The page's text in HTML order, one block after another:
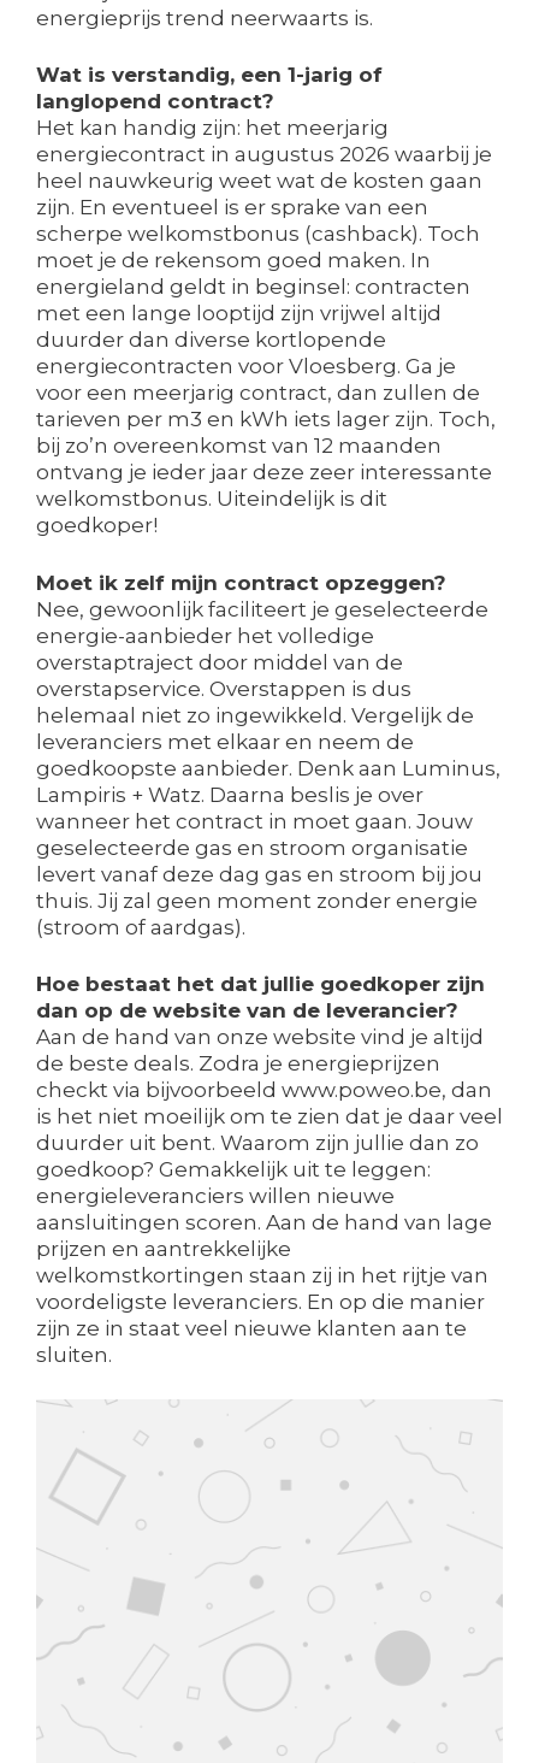
energieprijs trend neerwaarts is.
Wat is verstandig, een 1-jarig of
langlopend contract?
Het kan handig zijn: het meerjarig
energiecontract in augustus 2026 waarbij je
heel nauwkeurig weet wat de kosten gaan
zijn. En eventueel is er sprake van een
scherpe welkomstbonus (cashback). Toch
moet je de rekensom goed maken. In
energieland geldt in beginsel: contracten
met een lange looptijd zijn vrijwel altijd
duurder dan diverse kortlopende
energiecontracten voor Vloesberg. Ga je
voor een meerjarig contract, dan zullen de
tarieven per m3 en kWh iets lager zijn. Toch,
bij zo’n overeenkomst van 12 maanden
ontvang je ieder jaar deze zeer interessante
welkomstbonus. Uiteindelijk is dit
goedkoper!
Moet ik zelf mijn contract opzeggen?
Nee, gewoonlijk faciliteert je geselecteerde
energie-aanbieder het volledige
overstaptraject door middel van de
overstapservice. Overstappen is dus
helemaal niet zo ingewikkeld. Vergelijk de
leveranciers met elkaar en neem de
goedkoopste aanbieder. Denk aan Luminus,
Lampiris + Watz. Daarna beslis je over
wanneer het contract in moet gaan. Jouw
geselecteerde gas en stroom organisatie
levert vanaf deze dag gas en stroom bij jou
thuis. Jij zal geen moment zonder energie
(stroom of aardgas).
Hoe bestaat het dat jullie goedkoper zijn
dan op de website van de leverancier?
Aan de hand van onze website vind je altijd
de beste deals. Zodra je energieprijzen
checkt via bijvoorbeeld www.poweo.be, dan
is het niet moeilijk om te zien dat je daar veel
duurder uit bent. Waarom zijn jullie dan zo
goedkoop? Gemakkelijk uit te leggen:
energieleveranciers willen nieuwe
aansluitingen scoren. Aan de hand van lage
prijzen en aantrekkelijke
welkomstkortingen staan zij in het rijtje van
voordeligste leveranciers. En op die manier
zijn ze in staat veel nieuwe klanten aan te
sluiten.